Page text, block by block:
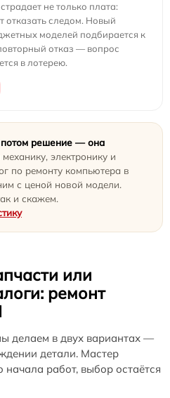
не только плата:
отказать следом. Новый
моделей подбирается к
отказ — вопрос
в лотерею.
потом решение — она
электронику и
по ремонту компьютера в
с ценой новой модели.
и скажем.
или
ремонт
делаем в двух вариантах —
детали. Мастер
работ, выбор остаётся